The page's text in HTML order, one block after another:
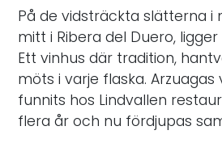
På de vidsträckta slätterna i
mitt i Ribera del Duero,
Ett vinhus där tradition,
möts i varje flaska. Arzuagas
funnits hos Lindvallen
flera år och nu fördjupas